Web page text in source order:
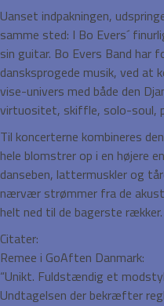
Uanset indpakningen,
samme sted: I Bo Evers´
sin guitar. Bo Evers Band har
dansksprogede musik, ved at
vise-univers med både den
virtuositet, skiffle, solo-soul,
Til koncerterne kombineres
hele blomstrer op i en højere
danseben, lattermuskler og
nærvær strømmer fra de
helt ned til de bagerste rækker.
Citater:
Remee i GoAften Danmark:
“Unikt. Fuldstændig et
Undtagelsen der bekræfter